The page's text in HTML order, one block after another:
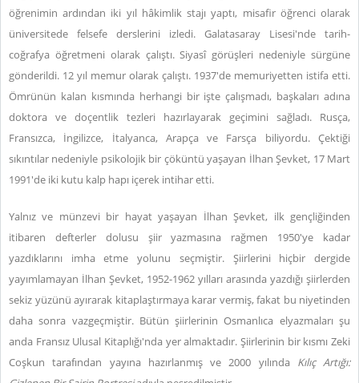
öğrenimin ardından iki yıl hâkimlik stajı yaptı, misafir öğrenci olarak
üniversitede felsefe derslerini izledi. Galatasaray Lisesi'nde tarih-
coğrafya öğretmeni olarak çalıştı. Siyasî görüşleri nedeniyle sürgüne
gönderildi. 12 yıl memur olarak çalıştı. 1937'de memuriyetten istifa etti.
Ömrünün kalan kısmında herhangi bir işte çalışmadı, başkaları adına
doktora ve doçentlik tezleri hazırlayarak geçimini sağladı. Rusça,
Fransızca, İngilizce, İtalyanca, Arapça ve Farsça biliyordu. Çektiği
sıkıntılar nedeniyle psikolojik bir çöküntü yaşayan İlhan Şevket, 17 Mart
1991'de iki kutu kalp hapı içerek intihar etti.
Yalnız ve münzevi bir hayat yaşayan İlhan Şevket, ilk gençliğinden
itibaren defterler dolusu şiir yazmasına rağmen 1950'ye kadar
yazdıklarını imha etme yolunu seçmiştir. Şiirlerini hiçbir dergide
yayımlamayan İlhan Şevket, 1952-1962 yılları arasında yazdığı şiirlerden
sekiz yüzünü ayırarak kitaplaştırmaya karar vermiş, fakat bu niyetinden
daha sonra vazgeçmiştir. Bütün şiirlerinin Osmanlıca elyazmaları şu
anda Fransız Ulusal Kitaplığı'nda yer almaktadır. Şiirlerinin bir kısmı Zeki
Coşkun tarafından yayına hazırlanmış ve 2000 yılında Kılıç Artığı: